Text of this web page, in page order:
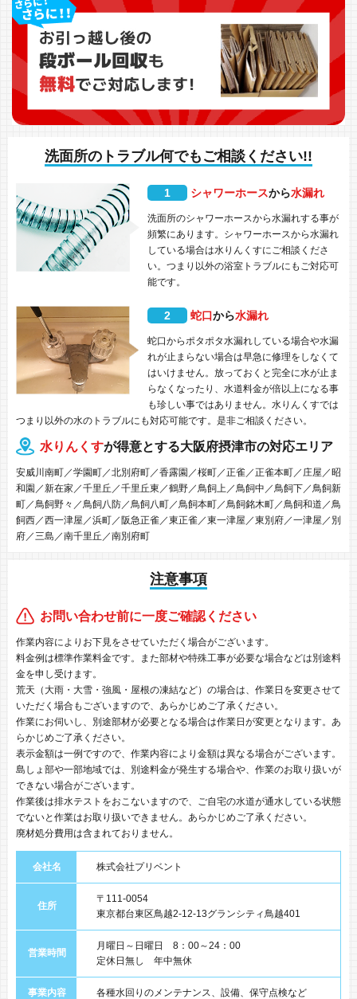
洗面所のトラブル何でもご相談ください!!
1 シャワーホースから水漏れ
洗面所のシャワーホースから水漏れする事が
頻繁にあります。シャワーホースから水漏れ
している場合は水りんくすにご相談くださ
い。つまり以外の浴室トラブルにもご対応可
能です。
2 蛇口から水漏れ
蛇口からポタポタ水漏れしている場合や水漏
れが止まらない場合は早急に修理をしなくて
はいけません。放っておくと完全に水が止ま
らなくなったり、水道料金が倍以上になる事
も珍しい事ではありません。水りんくすでは
つまり以外の水のトラブルにも対応可能です。是非ご相談ください。
水りんくすが得意とする大阪府摂津市の対応エリア
安威川南町／学園町／北別府町／香露園／桜町／正雀／正雀本町／庄屋／昭
和園／新在家／千里丘／千里丘東／鶴野／鳥飼上／鳥飼中／鳥飼下／鳥飼新
町／鳥飼野々／鳥飼八防／鳥飼八町／鳥飼本町／鳥飼銘木町／鳥飼和道／鳥
飼西／西一津屋／浜町／阪急正雀／東正雀／東一津屋／東別府／一津屋／別
府／三島／南千里丘／南別府町
注意事項
お問い合わせ前に一度ご確認ください
作業内容によりお下見をさせていただく場合がございます。
料金例は標準作業料金です。また部材や特殊工事が必要な場合などは別途料
金を申し受けます。
荒天（大雨・大雪・強風・屋根の凍結など）の場合は、作業日を変更させて
いただく場合もございますので、あらかじめご了承ください。
作業にお伺いし、別途部材が必要となる場合は作業日が変更となります。あ
らかじめご了承ください。
表示金額は一例ですので、作業内容により金額は異なる場合がございます。
島しょ部や一部地域では、別途料金が発生する場合や、作業のお取り扱いが
できない場合がございます。
作業後は排水テストをおこないますので、ご自宅の水道が通水している状態
でないと作業はお取り扱いできません。あらかじめご了承ください。
廃材処分費用は含まれておりません。
会社名 株式会社プリベント
住所
〒111-0054
東京都台東区鳥越2-12-13グランシティ鳥越401
営業時間
月曜日～日曜日 8：00～24：00
定休日無し 年中無休
事業内容 各種水回りのメンテナンス、設備、保守点検など